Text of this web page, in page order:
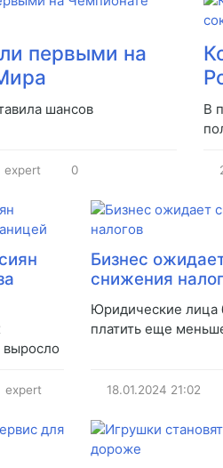
первыми на
шансов
expert 0
В
выросло
expert
Бизнес
снижения
Юридические лица
платить еще
18.01.2024 21:02